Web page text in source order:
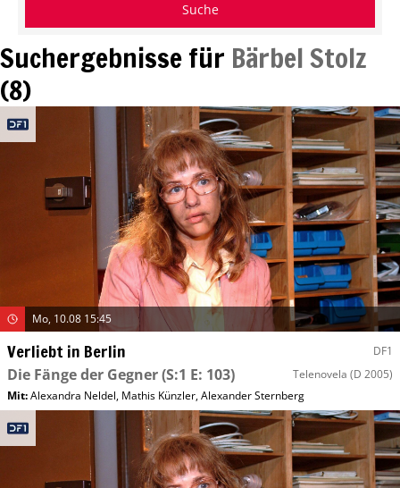
Suchergebnisse für Bärbel Stolz
(8)
Mo, 10.08 15:45
Verliebt in Berlin DF1
Die Fänge der Gegner(S:1 E: 103) Telenovela (D 2005)
Mit:Alexandra Neldel, Mathis Künzler,Alexander Sternberg
Suche